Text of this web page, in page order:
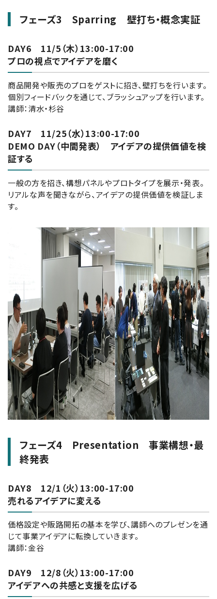
フェーズ3 Sparring 壁打ち・概念実証
DAY6 11/5（木）13:00-17:00
プロの視点でアイデアを磨く
商品開発や販売のプロをゲストに招き、壁打ちを行います。
個別フィードバックを通じて、ブラッシュアップを行います。
講師：清水・杉谷
DAY7 11/25（水）13:00-17:00
DEMO DAY（中間発表） アイデアの提供価値を検
証する
一般の方を招き、構想パネルやプロトタイプを展示・発表。
リアルな声を聞きながら、アイデアの提供価値を検証しま
す。
フェーズ4 Presentation 事業構想・最
終発表
DAY8 12/1（火）13:00-17:00
売れるアイデアに変える
価格設定や販路開拓の基本を学び、講師へのプレゼンを通
じて事業アイデアに転換していきます。
講師：金谷
DAY9 12/8（火）13:00-17:00
アイデアへの共感と支援を広げる